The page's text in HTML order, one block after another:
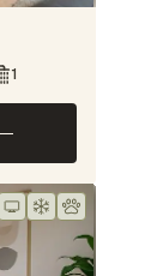
1